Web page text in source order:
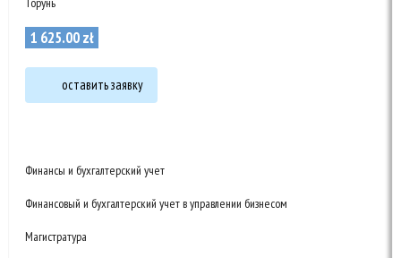
1 625.00zł
оставить заявку
Финансы и бухгалтерский учет
Финансовый и бухгалтерский учет в управлении бизнесом
Магистратура